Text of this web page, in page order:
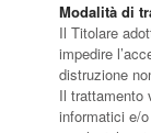
Modalità di
Il Titolare
impedire
distruzione
Il trattamento
informatici e/